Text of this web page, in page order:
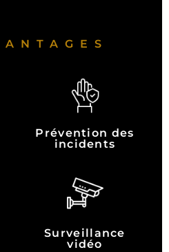
Prévention des
incidents
Surveillance
vidéo